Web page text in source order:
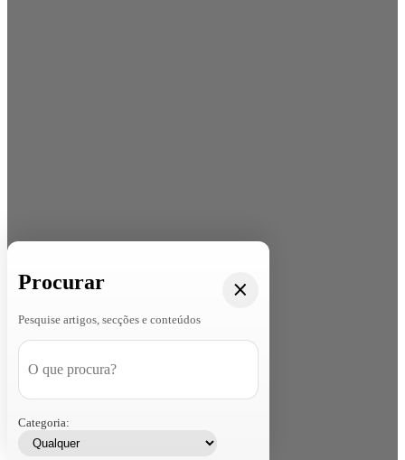
Procurar
Pesquise artigos, secções e conteúdos
Categoria: